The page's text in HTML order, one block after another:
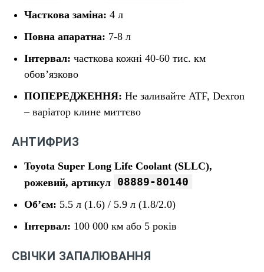
Часткова заміна: 4 л
Повна апаратна: 7-8 л
Інтервал: часткова кожні 40-60 тис. км
обов’язково
ПОПЕРЕДЖЕННЯ: Не заливайте ATF, Dexron
– варіатор клине миттєво
АНТИФРИЗ
Toyota Super Long Life Coolant (SLLC),
рожевий, артикул 08889-80140
Об’єм: 5.5 л (1.6) / 5.9 л (1.8/2.0)
Інтервал: 100 000 км або 5 років
СВІЧКИ ЗАПАЛЮВАННЯ